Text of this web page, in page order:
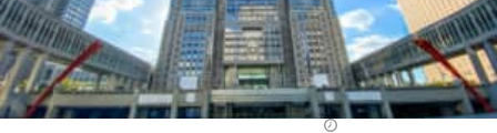
グルメ 地域
住まい 教育・育児
動物 リサーチ